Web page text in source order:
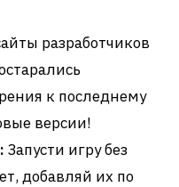
разработчиков
к последнему
версии!
Запусти игру без
добавляй их по